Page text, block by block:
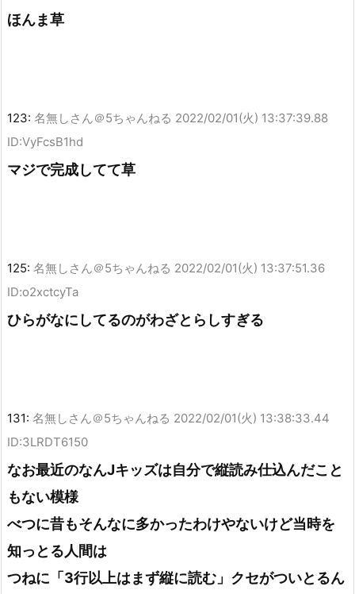
ほんま草
123: 名無しさん＠5ちゃんねる 2022/02/01(火) 13:37:39.88
ID:VyFcsB1hd
マジで完成してて草
125: 名無しさん＠5ちゃんねる 2022/02/01(火) 13:37:51.36
ID:o2xctcyTa
ひらがなにしてるのがわざとらしすぎる
131: 名無しさん＠5ちゃんねる 2022/02/01(火) 13:38:33.44
ID:3LRDT6150
なお最近のなんJキッズは自分で縦読み仕込んだこと
もない模様
べつに昔もそんなに多かったわけやないけど当時を
知っとる人間は
つねに「3行以上はまず縦に読む」クセがついとるん